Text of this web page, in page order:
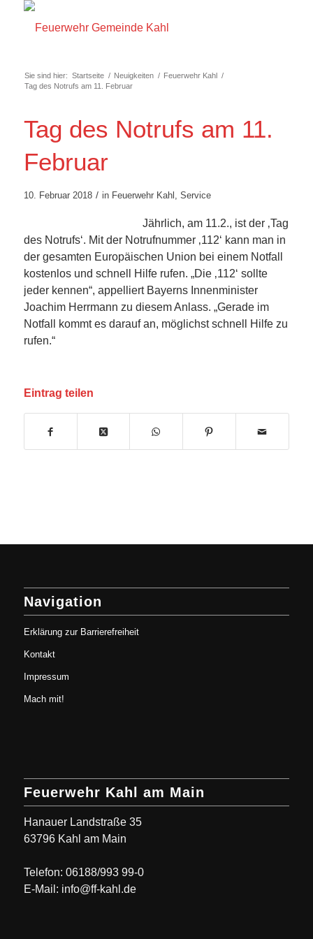
Sie sind hier: Startseite / Neuigkeiten / Feuerwehr Kahl /
Tag des Notrufs am 11. Februar
Tag des Notrufs am 11.
Februar
10. Februar 2018 / in Feuerwehr Kahl , Service
Jährlich, am 11.2., ist der ‚Tag
des Notrufs‘. Mit der Notrufnummer ‚112‘ kann man in
der gesamten Europäischen Union bei einem Notfall
kostenlos und schnell Hilfe rufen. „Die ‚112‘ sollte
jeder kennen“, appelliert Bayerns Innenminister
Joachim Herrmann zu diesem Anlass. „Gerade im
Notfall kommt es darauf an, möglichst schnell Hilfe zu
rufen.“
Eintrag teilen
Navigation
Erklärung zur Barrierefreiheit
Kontakt
Impressum
Mach mit!
Feuerwehr Kahl am Main
Hanauer Landstraße 35
63796 Kahl am Main
Telefon: 06188/993 99-0
E-Mail: info@ff-kahl.de